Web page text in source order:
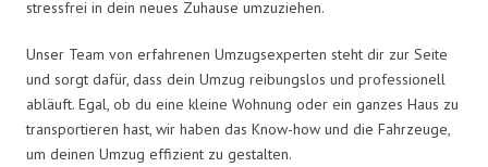
stressfrei in dein neues Zuhause umzuziehen.
Unser Team von erfahrenen Umzugsexperten steht dir zur Seite
und sorgt dafür, dass dein Umzug reibungslos und professionell
abläuft. Egal, ob du eine kleine Wohnung oder ein ganzes Haus zu
transportieren hast, wir haben das Know-how und die Fahrzeuge,
um deinen Umzug effizient zu gestalten.